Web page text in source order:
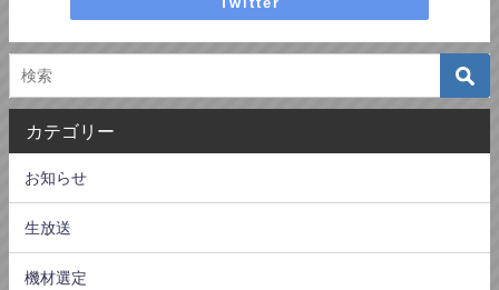
カテゴリー
お知らせ
生放送
機材選定